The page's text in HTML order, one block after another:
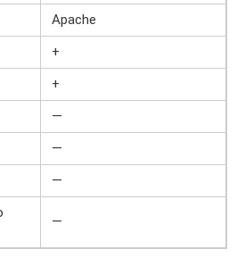
Apache
+
+
—
—
—
—